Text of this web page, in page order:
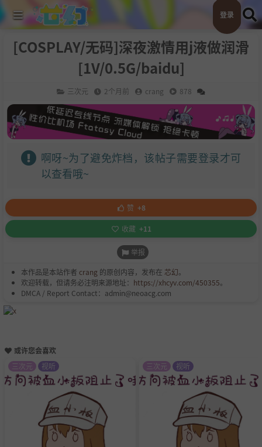
登录
[COSPLAY/无码]深夜激情用j液做润滑
[1V/0.5G/baidu]
三次元 2个月前 crang 878
啊呀~为了避免炸档，该帖子需要登录才可
以查看哦~
赞 +8
收藏 +11
举报
本作品是本站作者 crang 的原创内容，发布在 芯幻。
欢迎转载，但请务必注明来源地址： https://xhcyv.com/450355。
DMCA / Report Contact：admin@neoacg.com
或许您会喜欢
三次元 视听 三次元 视听